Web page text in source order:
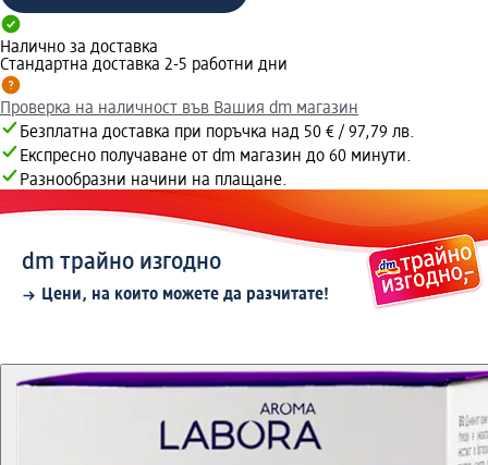
Налично за доставка
Стандартна доставка 2-5 работни дни
Проверка на наличност във Вашия dm магазин
Безплатна доставка при поръчка над 50 € / 97,79 лв.
Експресно получаване от dm магазин до 60 минути.
Разнообразни начини на плащане.
dm трайно изгодно
Цени, на които можете да разчитате!